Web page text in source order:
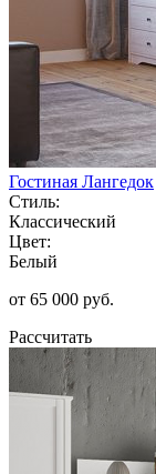
Гостиная Лангедок
Стиль:
Классический
Цвет:
Белый
от 65 000 руб.
Рассчитать